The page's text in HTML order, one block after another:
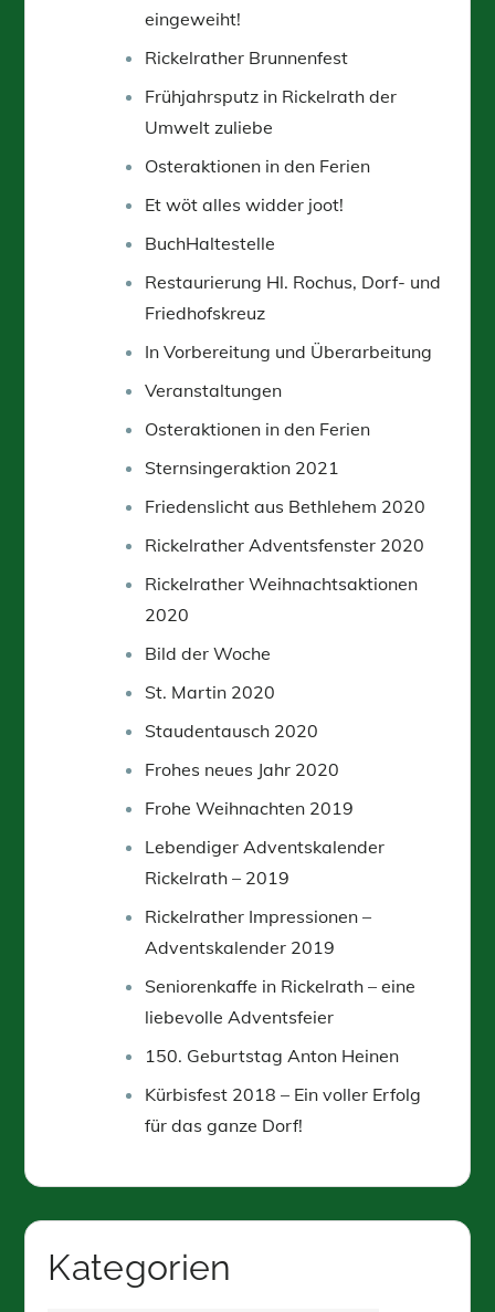
eingeweiht!
Rickelrather Brunnenfest
Frühjahrsputz in Rickelrath der
Umwelt zuliebe
Osteraktionen in den Ferien
Et wöt alles widder joot!
BuchHaltestelle
Restaurierung Hl. Rochus, Dorf- und
Friedhofskreuz
In Vorbereitung und Überarbeitung
Veranstaltungen
Osteraktionen in den Ferien
Sternsingeraktion 2021
Friedenslicht aus Bethlehem 2020
Rickelrather Adventsfenster 2020
Rickelrather Weihnachtsaktionen
2020
Bild der Woche
St. Martin 2020
Staudentausch 2020
Frohes neues Jahr 2020
Frohe Weihnachten 2019
Lebendiger Adventskalender
Rickelrath – 2019
Rickelrather Impressionen –
Adventskalender 2019
Seniorenkaffe in Rickelrath – eine
liebevolle Adventsfeier
150. Geburtstag Anton Heinen
Kürbisfest 2018 – Ein voller Erfolg
für das ganze Dorf!
Kategorien